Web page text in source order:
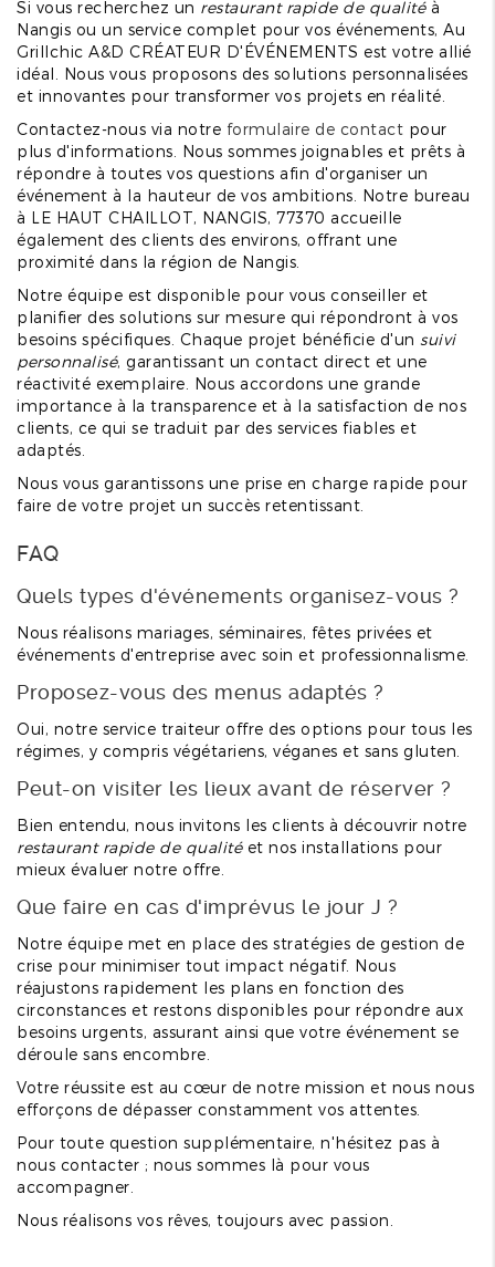
Si vous recherchez un restaurant rapide de qualitéà
Nangis ou un service complet pour vos événements, Au
Grillchic A&D CRÉATEUR D'ÉVÉNEMENTS est votre allié
idéal. Nous vous proposons des solutions personnalisées
et innovantes pour transformer vos projets en réalité.
Contactez-nous via notre formulaire de contact pour
plus d'informations. Nous sommes joignables et prêts à
répondre à toutes vos questions afin d'organiser un
événement à la hauteur de vos ambitions. Notre bureau
à LE HAUT CHAILLOT, NANGIS, 77370 accueille
également des clients des environs, offrant une
proximité dans la région de Nangis.
Notre équipe est disponible pour vous conseiller et
planifier des solutions sur mesure qui répondront à vos
besoins spécifiques. Chaque projet bénéficie d'un suivi
personnalisé, garantissant un contact direct et une
réactivité exemplaire. Nous accordons une grande
importance à la transparence et à la satisfaction de nos
clients, ce qui se traduit par des services fiables et
adaptés.
Nous vous garantissons une prise en charge rapide pour
faire de votre projet un succès retentissant.
FAQ
Quels types d'événements organisez-vous ?
Nous réalisons mariages, séminaires, fêtes privées et
événements d'entreprise avec soin et professionnalisme.
Proposez-vous des menus adaptés ?
Oui, notre service traiteur offre des options pour tous les
régimes, y compris végétariens, véganes et sans gluten.
Peut-on visiter les lieux avant de réserver ?
Bien entendu, nous invitons les clients à découvrir notre
restaurant rapide de qualitéet nos installations pour
mieux évaluer notre offre.
Que faire en cas d'imprévus le jour J ?
Notre équipe met en place des stratégies de gestion de
crise pour minimiser tout impact négatif. Nous
réajustons rapidement les plans en fonction des
circonstances et restons disponibles pour répondre aux
besoins urgents, assurant ainsi que votre événement se
déroule sans encombre.
Votre réussite est au cœur de notre mission et nous nous
efforçons de dépasser constamment vos attentes.
Pour toute question supplémentaire, n'hésitez pas à
nous contacter ; nous sommes là pour vous
accompagner.
Nous réalisons vos rêves, toujours avec passion.